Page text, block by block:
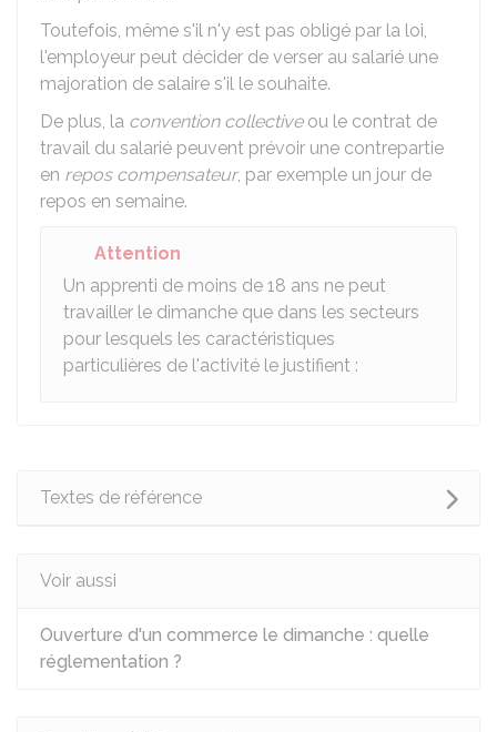
Toutefois, même s'il n'y est pas obligé par la loi,
l'employeur peut décider de verser au salarié une
majoration de salaire s'il le souhaite.
De plus, la convention collectiveou le contrat de
travail du salarié peuvent prévoir une contrepartie
en repos compensateur, par exemple un jour de
repos en semaine.
Attention
Un apprenti de moins de 18 ans ne peut
travailler le dimanche que dans les secteurs
pour lesquels les caractéristiques
particulières de l'activité le justifient :
Textes de référence
Voir aussi
Ouverture d'un commerce le dimanche : quelle
réglementation ?